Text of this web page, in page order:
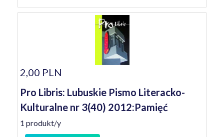
2,00 PLN
Pro Libris: Lubuskie Pismo Literacko-
Kulturalne nr 3(40) 2012:Pamięć
1 produkt/y